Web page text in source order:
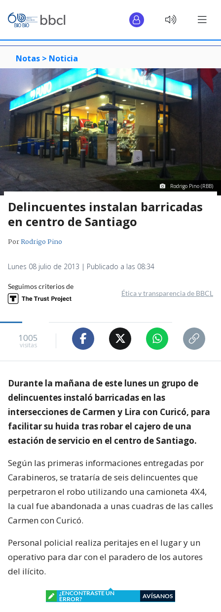
Notas > Noticia
Rodrigo Pino (RBB)
Delincuentes instalan barricadas
en centro de Santiago
PorRodrigo Pino
Lunes 08 julio de 2013 | Publicado a las 08:34
Seguimos criterios de
Ética y transparencia de BBCL
1005
visitas
Durante la mañana de este lunes un grupo de
delincuentes instaló barricadas en las
intersecciones de Carmen y Lira con Curicó, para
facilitar su huida tras robar el cajero de una
estación de servicio en el centro de Santiago.
Según las primeras informaciones entregadas por
Carabineros, se trataría de seis delincuentes que
perpetraron el robo utilizando una camioneta 4X4,
la cual fue abandonada a unas cuadras de las calles
Carmen con Curicó.
Personal policial realiza peritajes en el lugar y un
operativo para dar con el paradero de los autores
del ilícito.
¿ENCONTRASTE UN
ERROR?
AVÍSANOS